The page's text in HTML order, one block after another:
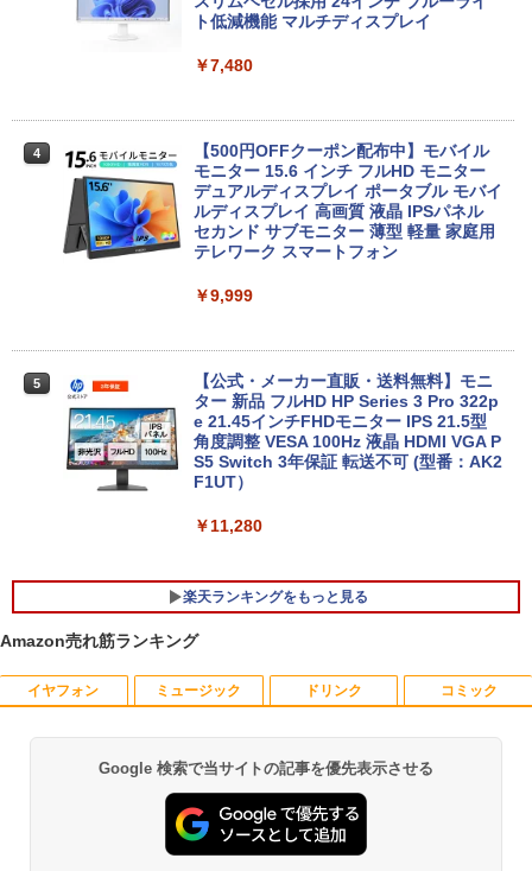
富士通 LIFEBOOK U9310/DX Core i5 10
FHD(1920x1080)/Win11 バッテリ劣化
￥16,500
Panasonic CF-XZ6 LTE SIM対応モデル
[ Core i5 7300U 8GBメモリ 256GB SSD
12.1型 カメラ付き ] : アウトレット ●
コン レッツノート Let's note 2in1タブ
￥19,980
【ポイント5倍&1500円オフ】【WEBカ
メラ＆フルHD】ノートパソコン 中古 パ
GB Core i5 第8世代 Microsoft Office付
ノートPC パソコン カメラ 軽量 薄型
【週末限定999円OFF！】 中古パソコン
第10世代 フルHD 安心サポート 仕事用
中古 パソコン デスクトップパソコン
￥45,999
【正規永久版Office付き】ミニpc 【Intel
ini pc Windows11 Pro 超軽量 4コア/4ス
2画面出力 デスクトップPC みにpc 省エ
ネ オフィス高速起動 省電力 静音設計
￥49,800
ex 3070SF Micro 9世代 Core i5 メモリ8
スクトップパソコン デスクトップ PC 中
古パソコン 1186aR 10249091
￥32,780
ト低減機能 マルチディスプレイ
￥7,480
4
【500円OFFクーポン配布中】モバイル
モニター 15.6 インチ フルHD モニター
デュアルディスプレイ ポータブル モバイ
ルディスプレイ 高画質 液晶 IPSパネル
セカンド サブモニター 薄型 軽量 家庭用
テレワーク スマートフォン
￥9,999
5
【公式・メーカー直販・送料無料】モニ
ター 新品 フルHD HP Series 3 Pro 322p
e 21.45インチFHDモニター IPS 21.5型
角度調整 VESA 100Hz 液晶 HDMI VGA P
S5 Switch 3年保証 転送不可 (型番：AK2
F1UT）
￥11,280
楽天ランキングをもっと見る
1
キングダム 80 （ヤングジャンプコミッ
￥770
Amazon売れ筋ランキング
イヤフォン
Anker Soundcore P40i ブラック
￥7,990
ミュージック
BRUCE WAYNE feat. Flo Milli, ATL Jacob
[Explicit]
￥250
ドリンク
【Amazon.co.jp限定】 い・ろ・は・す 2L P
ET ラベルレス ×8本
￥1,112
コミック
薬屋のひとりごと 17巻 (デジタル版ビッグガ
ンガンコミックス)
￥770
Google 検索で当サイトの記事を優先表示させる